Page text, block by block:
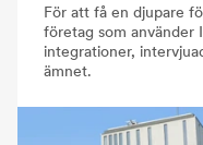
För att få en djupare
företag som
integrationer,
ämnet.